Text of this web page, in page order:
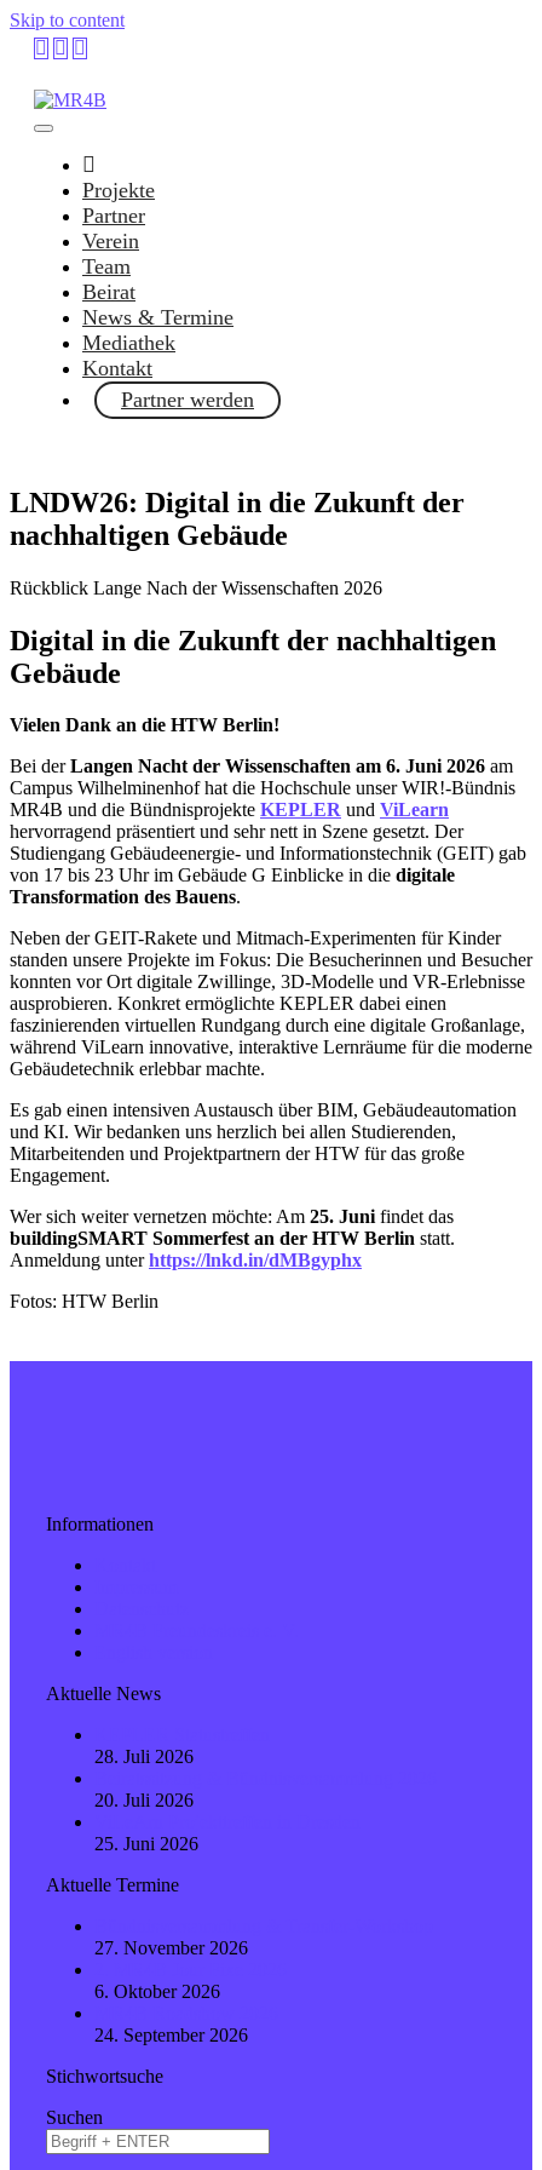
Skip to content
Projekte
Partner
Verein
Team
Beirat
News & Termine
Mediathek
Kontakt
Partner werden
LNDW26: Digital in die Zukunft der
nachhaltigen Gebäude
Rückblick Lange Nach der Wissenschaften 2026
Digital in die Zukunft der nachhaltigen
Gebäude
Vielen Dank an die HTW Berlin!
Bei derLangen Nacht der Wissenschaften am 6. Juni 2026 am
Campus Wilhelminenhof hat die Hochschule unser WIR!-Bündnis
MR4B und die Bündnisprojekte KEPLER und ViLearn
hervorragend präsentiert und sehr nett in Szene gesetzt. Der
Studiengang Gebäudeenergie- und Informationstechnik (GEIT) gab
von 17 bis 23 Uhr im Gebäude G Einblicke in die digitale
Transformation des Bauens.
Neben der GEIT-Rakete und Mitmach-Experimenten für Kinder
standen unsere Projekte im Fokus: Die Besucherinnen und Besucher
konnten vor Ort digitale Zwillinge, 3D-Modelle und VR-Erlebnisse
ausprobieren. Konkret ermöglichte KEPLER dabei einen
faszinierenden virtuellen Rundgang durch eine digitale Großanlage,
während ViLearn innovative, interaktive Lernräume für die moderne
Gebäudetechnik erlebbar machte.
Es gab einen intensiven Austausch über BIM, Gebäudeautomation
und KI. Wir bedanken uns herzlich bei allen Studierenden,
Mitarbeitenden und Projektpartnern der HTW für das große
Engagement.
Wer sich weiter vernetzen möchte: Am 25. Juni findet das
buildingSMART Sommerfest an der HTW Berlin statt.
Anmeldung unterhttps://lnkd.in/dMBgyphx
Fotos: HTW Berlin
Informationen
Aktuelle News
28. Juli 2026
20. Juli 2026
25. Juni 2026
Aktuelle Termine
27. November 2026
6. Oktober 2026
24. September 2026
Stichwortsuche
Suchen